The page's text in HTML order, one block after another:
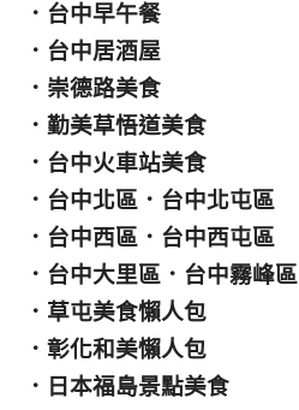
． 台中早午餐
． 台中居酒屋
． 崇德路美食
． 勤美草悟道美食
． 台中火車站美食
． 台中北區 ． 台中北屯區
． 台中西區 ． 台中西屯區
． 台中大里區 ． 台中霧峰區
． 草屯美食懶人包
． 彰化和美懶人包
． 日本福島景點美食